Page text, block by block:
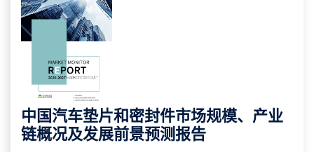
中国汽车垫片和密封件市场规模、产业
链概况及发展前景预测报告